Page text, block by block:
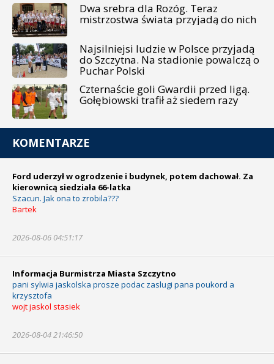
Dwa srebra dla Rozóg. Teraz
mistrzostwa świata przyjadą do nich
Najsilniejsi ludzie w Polsce przyjadą
do Szczytna. Na stadionie powalczą o
Puchar Polski
Czternaście goli Gwardii przed ligą.
Gołębiowski trafił aż siedem razy
KOMENTARZE
Ford uderzył w ogrodzenie i budynek, potem dachował. Za
kierownicą siedziała 66-latka
Szacun. Jak ona to zrobila???
Bartek
2026-08-06 04:51:17
Informacja Burmistrza Miasta Szczytno
pani sylwia jaskolska prosze podac zaslugi pana poukord a
krzysztofa
wojt jaskol stasiek
2026-08-04 21:46:50